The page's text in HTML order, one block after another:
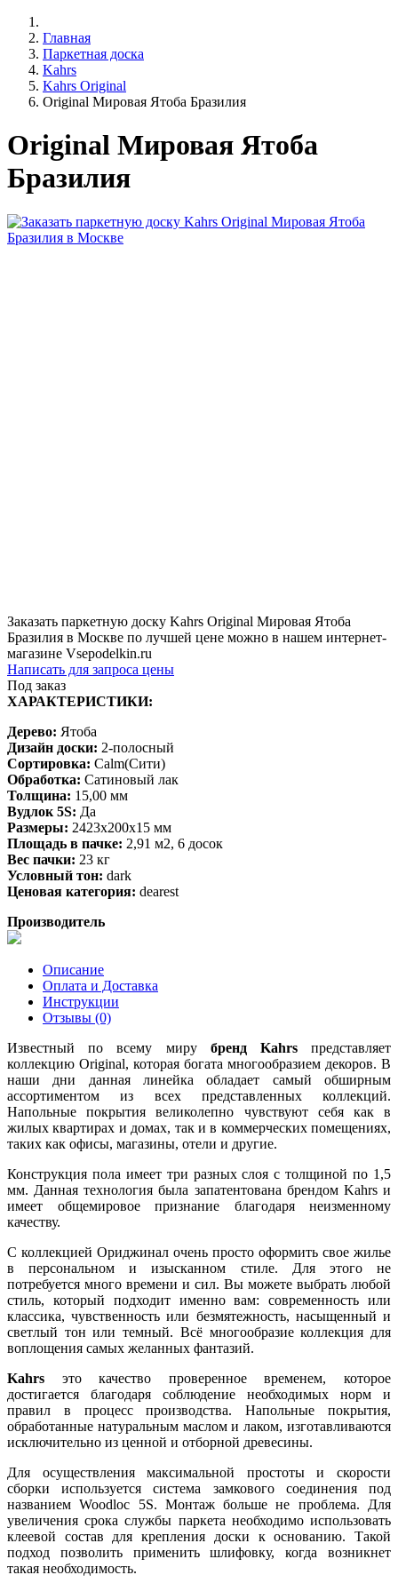
Главная
Паркетная доска
Kahrs
Kahrs Original
Original Мировая Ятоба Бразилия
Original Мировая Ятоба
Бразилия
Заказать паркетную доску Kahrs Original Мировая Ятоба
Бразилия в Москве по лучшей цене можно в нашем интернет-
магазине Vsepodelkin.ru
Написать для запроса цены
Под заказ
ХАРАКТЕРИСТИКИ:
Дерево: Ятоба
Дизайн доски: 2-полосный
Сортировка: Calm(Сити)
Обработка: Сатиновый лак
Толщина: 15,00 мм
Вудлок 5S: Да
Размеры: 2423х200х15 мм
Площадь в пачке: 2,91 м2, 6 досок
Вес пачки: 23 кг
Условный тон: dark
Ценовая категория: dearest
Производитель
Описание
Оплата и Доставка
Инструкции
Отзывы (0)
Известный по всему миру бренд Kahrsпредставляет
коллекцию Original, которая богата многообразием декоров. В
наши дни данная линейка обладает самый обширным
ассортиментом из всех представленных коллекций.
Напольные покрытия великолепно чувствуют себя как в
жилых квартирах и домах, так и в коммерческих помещениях,
таких как офисы, магазины, отели и другие.
Конструкция пола имеет три разных слоя с толщиной по 1,5
мм. Данная технология была запатентована брендом Kahrs и
имеет общемировое признание благодаря неизменному
качеству.
С коллекцией Ориджинал очень просто оформить свое жилье
в персональном и изысканном стиле. Для этого не
потребуется много времени и сил. Вы можете выбрать любой
стиль, который подходит именно вам: современность или
классика, чувственность или безмятежность, насыщенный и
светлый тон или темный. Всё многообразие коллекция для
воплощения самых желанных фантазий.
Kahrs это качество проверенное временем, которое
достигается благодаря соблюдение необходимых норм и
правил в процесс производства. Напольные покрытия,
обработанные натуральным маслом и лаком, изготавливаются
исключительно из ценной и отборной древесины.
Для осуществления максимальной простоты и скорости
сборки используется система замкового соединения под
названием Woodloc 5S. Монтаж больше не проблема. Для
увеличения срока службы паркета необходимо использовать
клеевой состав для крепления доски к основанию. Такой
подход позволить применить шлифовку, когда возникнет
такая необходимость.